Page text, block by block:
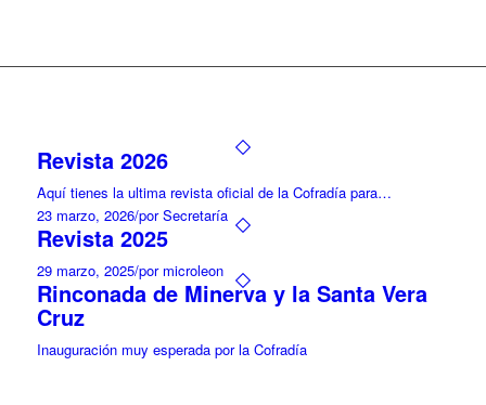
Revista 2026
Aquí tienes la ultima revista oficial de la Cofradía para…
23 marzo, 2026/por Secretaría
Revista 2025
29 marzo, 2025/por microleon
Rinconada de Minerva y la Santa Vera
Cruz
Inauguración muy esperada por la Cofradía